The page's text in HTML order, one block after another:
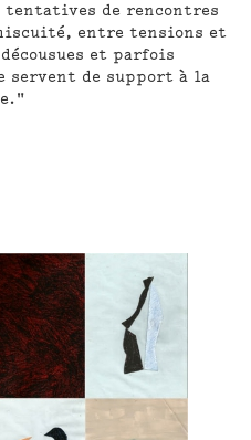
tentatives de rencontres
entre tensions et
et parfois
servent de support à la